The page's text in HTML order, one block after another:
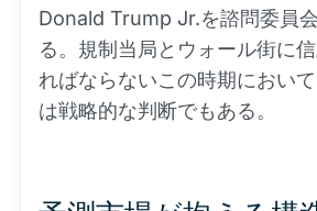
Donald Trump Jr.を諮問委員
る。規制当局とウォール街に
ればならないこの時期におい
は戦略的な判断でもある。